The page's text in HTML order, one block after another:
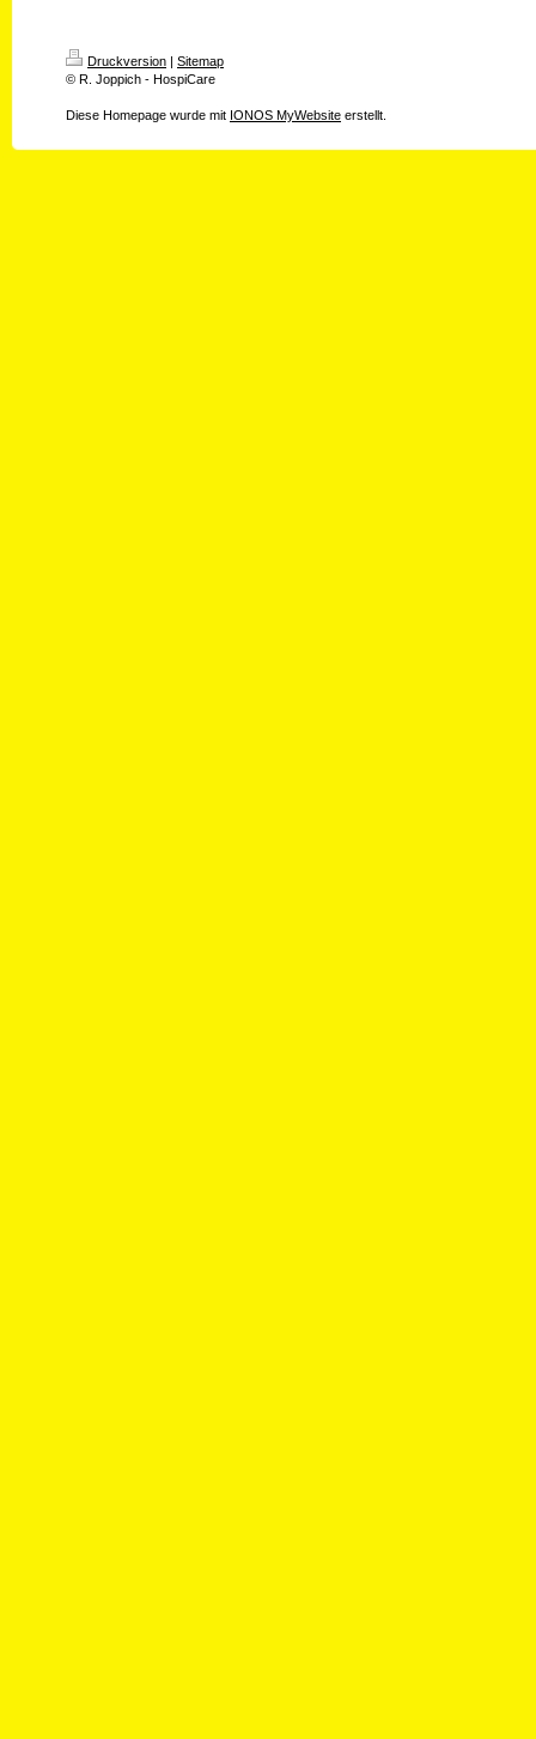
Druckversion | Sitemap
© R. Joppich - HospiCare
Diese Homepage wurde mit IONOS MyWebsite erstellt.